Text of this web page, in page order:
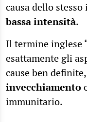
causa dello stesso
bassa intensità.
Il termine inglese
esattamente gli
cause ben
invecchiamento
immunitario.